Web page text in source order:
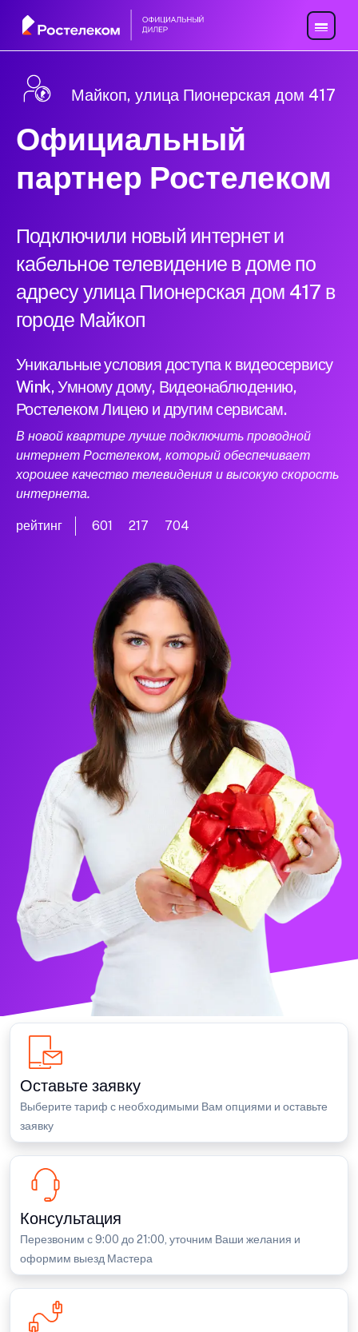
Майкоп, улица Пионерская дом 417
Официальный
партнер Ростелеком
Подключили новый интернет и
кабельное телевидение в доме по
адресу улица Пионерская дом 417 в
городе Майкоп
Уникальные условия доступа к видеосервису
Wink, Умному дому, Видеонаблюдению,
Ростелеком Лицею и другим сервисам.
В новой квартире лучше подключить проводной
интернет Ростелеком, который обеспечивает
хорошее качество телевидения и высокую скорость
интернета.
рейтинг 601 217 704
Оставьте заявку
Выберите тариф с необходимыми Вам опциями и оставьте
заявку
Консультация
Перезвоним с 9:00 до 21:00, уточним Ваши желания и
оформим выезд Мастера